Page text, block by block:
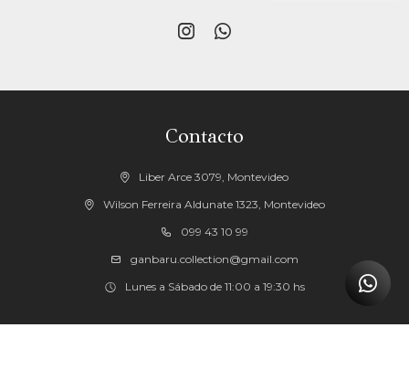
Contacto
Liber Arce 3079, Montevideo
Wilson Ferreira Aldunate 1323, Montevideo
099 43 10 99
ganbaru.collection@gmail.com
Lunes a Sábado de 11:00 a 19:30 hs
 